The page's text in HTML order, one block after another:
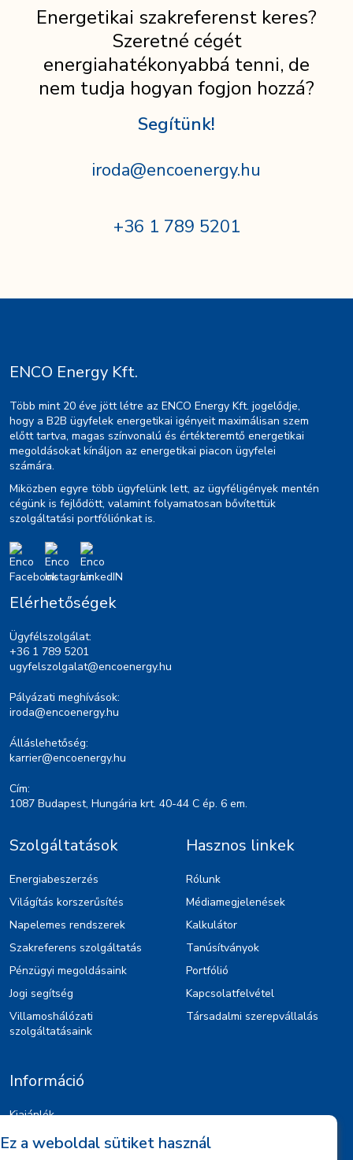
Energetikai szakreferenst keres?
Szeretné cégét
energiahatékonyabbá tenni, de
nem tudja hogyan fogjon hozzá?
Segítünk!
iroda@encoenergy.hu
+36 1 789 5201
ENCO Energy Kft.
Több mint 20 éve jött létre az ENCO Energy Kft. jogelődje,
hogy a B2B ügyfelek energetikai igényeit maximálisan szem
előtt tartva, magas színvonalú és értékteremtő energetikai
megoldásokat kínáljon az energetikai piacon ügyfelei
számára.
Miközben egyre több ügyfelünk lett, az ügyféligények mentén
cégünk is fejlődött, valamint folyamatosan bővítettük
szolgáltatási portfóliónkat is.
Elérhetőségek
Ügyfélszolgálat:
+36 1 789 5201
ugyfelszolgalat@encoenergy.hu
Pályázati meghívások:
iroda@encoenergy.hu
Álláslehetőség:
karrier@encoenergy.hu
Cím:
1087 Budapest, Hungária krt. 40-44 C ép. 6 em.
Szolgáltatások
Energiabeszerzés
Világítás korszerűsítés
Napelemes rendszerek
Szakreferens szolgáltatás
Pénzügyi megoldásaink
Jogi segítség
Villamoshálózati
szolgáltatásaink
Hasznos linkek
Rólunk
Médiamegjelenések
Kalkulátor
Tanúsítványok
Portfólió
Kapcsolatfelvétel
Társadalmi szerepvállalás
Információ
Kiajánlók
Jognyilatkozat
Ez a weboldal sütiket használ